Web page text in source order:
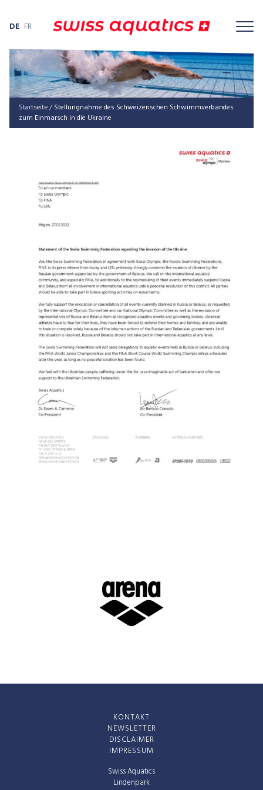
DE FR
Startseite/ Stel­lung­nah­me des Schwei­ze­ri­schen Schwimm­ver­ban­des
zum Ein­marsch in die Ukraine
Swiss Aquatics
Lindenpark
KONTAKT
NEWSLETTER
DISCLAIMER
IMPRESSUM